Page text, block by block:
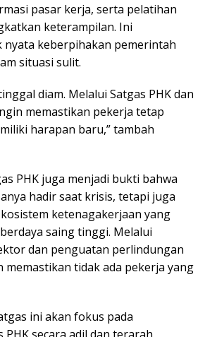
pasar kerja, serta pelatihan
keterampilan. Ini
keberpihakan pemerintah
situasi sulit.
diam. Melalui Satgas PHK dan
memastikan pekerja tetap
harapan baru,” tambah
PHK juga menjadi bukti bahwa
hadir saat krisis, tetapi juga
ketenagakerjaan yang
saing tinggi. Melalui
dan penguatan perlindungan
memastikan tidak ada pekerja yang
ini akan fokus pada